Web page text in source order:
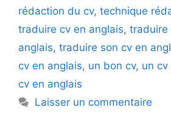
rédaction du cv, technique
traduire cv en anglais, traduire
anglais, traduire son cv en
cv en anglais, un bon cv, un cv
cv en anglais
Laisser un commentaire